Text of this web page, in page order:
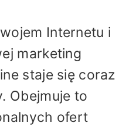
Internetu i
marketing
staje się coraz
Obejmuje to
ofert